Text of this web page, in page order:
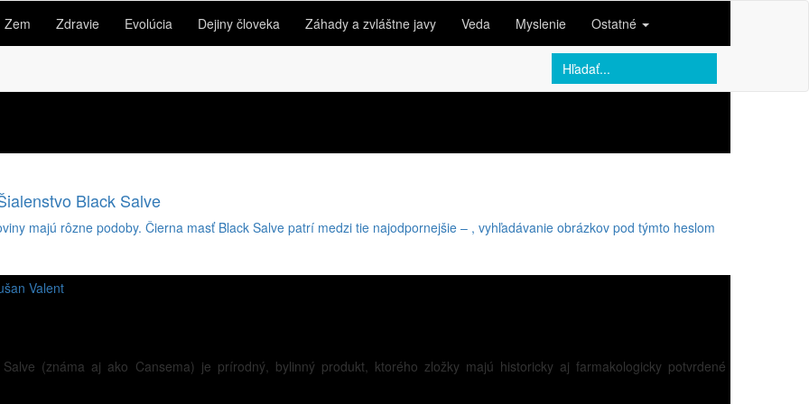
Zem Zdravie Evolúcia Dejiny človeka Záhady a zvláštne javy Veda Myslenie Ostatné
Black Salve
majú rôzne podoby. Čierna masť Black Salve patrí medzi tie najodpornejšie – , vyhľadávanie obrázkov pod týmto heslom
Valent
(známa aj ako Cansema) je prírodný, bylinný produkt, ktorého zložky majú historicky aj farmakologicky potvrdené